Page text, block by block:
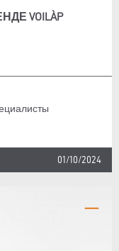
VOILÀP
01/10/2024